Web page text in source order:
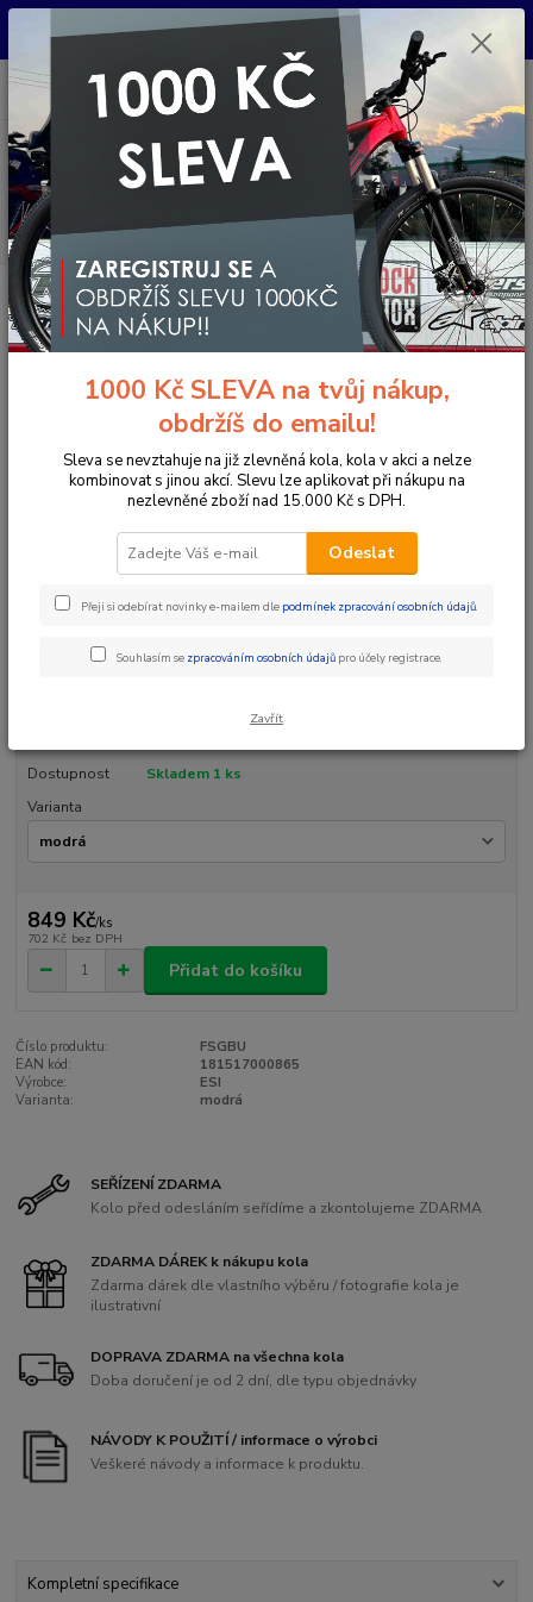
Pro nachystání kola / doplňků na prodejně si prosím zavolejte dopředu.
Menu
CZK
Hledat
+420 733 792 733
PO-PÁ 10:00-17:00 | SO: 9:00-12:00
Úvod Komponenty na kolo Gripy a omotávky
Gripy klasické / MTB
ESI grips Gripy Fit SG, 57g
ESI grips Gripy Fit SG, 57g
Ohodnotit produkt
ESI grips Chunky Fit SG díky dvou rozdílným tloušťkám a
nejefektivnější ovládání kola. Gripy byly navrženy tak, aby docházelo k co
nervovou soustavu, zároveň vyvinut...celý popis
Dostupnost
Skladem 1 ks
Varianta
849 Kč/ks
702 Kč bez DPH
Přidat do košíku
Číslo produktu:
FSGBU
EAN kód:
181517000865
Výrobce:
ESI
Varianta:
modrá
SEŘÍZENÍ ZDARMA
Kolo před odesláním seřídíme a zkontolujeme ZDARMA
ZDARMA DÁREK k nákupu kola
Zdarma dárek dle vlastního výběru / fotografie kola je
ilustrativní
DOPRAVA ZDARMA na všechna kola
Doba doručení je od 2 dní, dle typu objednávky
NÁVODY K POUŽITÍ / informace o výrobci
Veškeré návody a informace k produktu.
Kompletní specifikace
1000 Kč SLEVA na tvůj nákup,
obdržíš do emailu!
Sleva se nevztahuje na již zlevněná kola, kola v akci a nelze
kombinovat s jinou akcí. Slevu lze aplikovat při nákupu na
nezlevněné zboží nad 15.000 Kč s DPH.
Odeslat
Přeji si odebírat novinky e-mailem dle podmínek zpracování osobních údajů.
Souhlasím se zpracováním osobních údajů pro účely registrace.
Zavřít